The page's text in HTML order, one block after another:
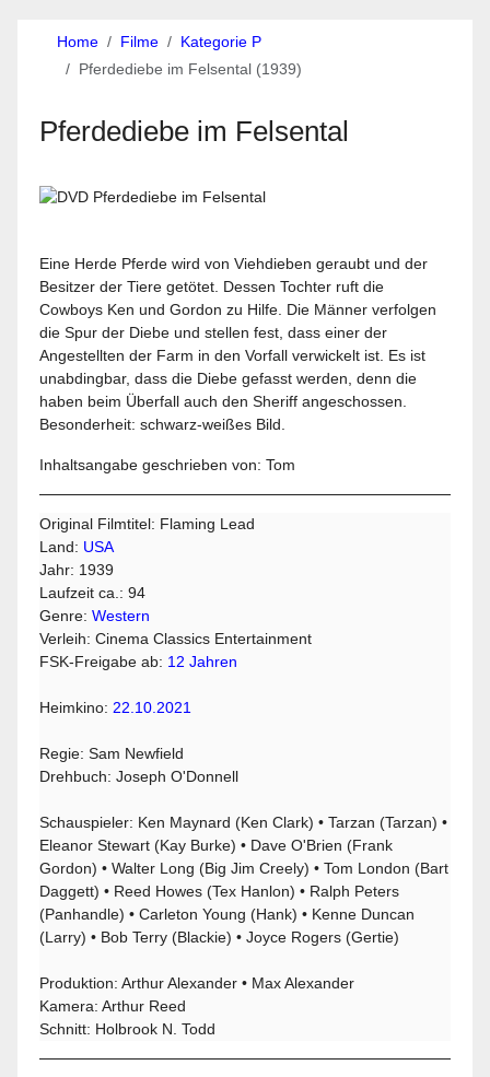
Home Filme
Kategorie P
Pferdediebe im Felsental (1939)
Pferdediebe im Felsental
Eine Herde Pferde wird von Viehdieben geraubt und der
Besitzer der Tiere getötet. Dessen Tochter ruft die
Cowboys Ken und Gordon zu Hilfe. Die Männer verfolgen
die Spur der Diebe und stellen fest, dass einer der
Angestellten der Farm in den Vorfall verwickelt ist. Es ist
unabdingbar, dass die Diebe gefasst werden, denn die
haben beim Überfall auch den Sheriff angeschossen.
Besonderheit: schwarz-weißes Bild.
Inhaltsangabe geschrieben von: Tom
Original Filmtitel: Flaming Lead
Land: USA
Jahr: 1939
Laufzeit ca.: 94
Genre:Western
Verleih: Cinema Classics Entertainment
FSK-Freigabe ab: 12 Jahren
Heimkino: 22.10.2021
Regie: Sam Newfield
Drehbuch: Joseph O'Donnell
Schauspieler: Ken Maynard (Ken Clark) • Tarzan (Tarzan) •
Eleanor Stewart (Kay Burke) • Dave O'Brien (Frank
Gordon) • Walter Long (Big Jim Creely) • Tom London (Bart
Daggett) • Reed Howes (Tex Hanlon) • Ralph Peters
(Panhandle) • Carleton Young (Hank) • Kenne Duncan
(Larry) • Bob Terry (Blackie) • Joyce Rogers (Gertie)
Produktion: Arthur Alexander • Max Alexander
Kamera: Arthur Reed
Schnitt: Holbrook N. Todd